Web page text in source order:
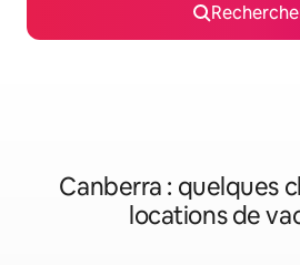
Canberra : quelques
locations de